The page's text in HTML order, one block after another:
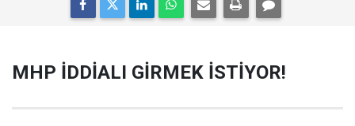
MHP İDDİALI GİRMEK İSTİYOR!